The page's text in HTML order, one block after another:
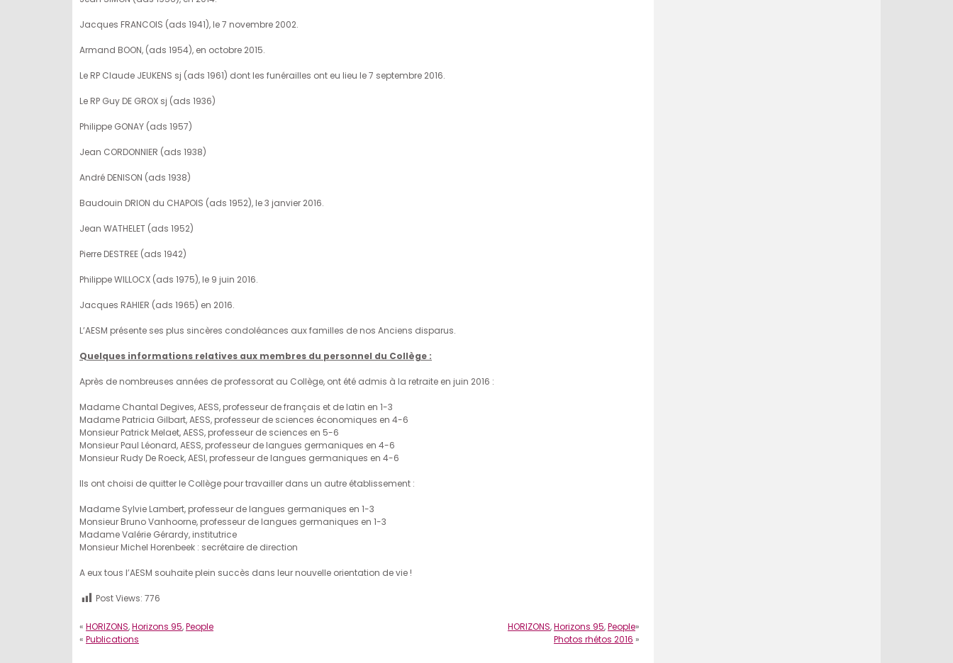
Jacques FRANCOIS (ads 1941), le 7 novembre 2002.
Armand BOON, (ads 1954), en octobre 2015.
Le RP Claude JEUKENS sj (ads 1961) dont les funérailles ont eu lieu le 7 septembre 2016.
Le RP Guy DE GROX sj (ads 1936)
Philippe GONAY (ads 1957)
Jean CORDONNIER (ads 1938)
André DENISON (ads 1938)
Baudouin DRION du CHAPOIS (ads 1952), le 3 janvier 2016.
Jean WATHELET (ads 1952)
Pierre DESTREE (ads 1942)
Philippe WILLOCX (ads 1975), le 9 juin 2016.
Jacques RAHIER (ads 1965) en 2016.
L’AESM présente ses plus sincères condoléances aux familles de nos Anciens disparus.
Quelques informations relatives aux membres du personnel du Collège :
Après de nombreuses années de professorat au Collège, ont été admis à la retraite en juin 2016 :
Madame Chantal Degives, AESS, professeur de français et de latin en 1-3
Madame Patricia Gilbart, AESS, professeur de sciences économiques en 4-6
Monsieur Patrick Melaet, AESS, professeur de sciences en 5-6
Monsieur Paul Léonard, AESS, professeur de langues germaniques en 4-6
Monsieur Rudy De Roeck, AESI, professeur de langues germaniques en 4-6
Ils ont choisi de quitter le Collège pour travailler dans un autre établissement :
Madame Sylvie Lambert, professeur de langues germaniques en 1-3
Monsieur Bruno Vanhoorne, professeur de langues germaniques en 1-3
Madame Valérie Gérardy, institutrice
Monsieur Michel Horenbeek : secrétaire de direction
A eux tous l’AESM souhaite plein succès dans leur nouvelle orientation de vie !
Post Views: 776
« HORIZONS,Horizons 95,People
« Publications
HORIZONS,Horizons 95,People»
Photos rhétos 2016 »